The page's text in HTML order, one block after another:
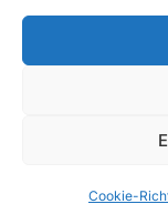
Cookie-